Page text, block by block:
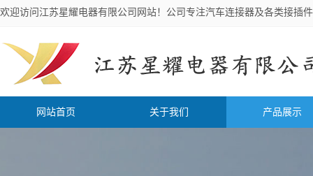
欢迎访问江苏星耀电器有限公司网站！公司专注汽车连接器及各类接插
网站首页 关于我们 产品展示